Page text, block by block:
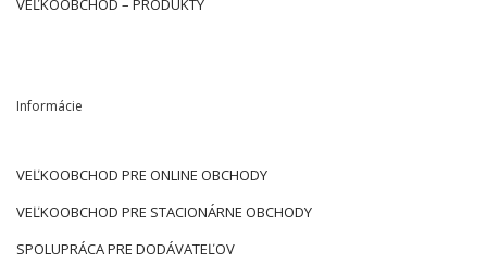
VEĽKOOBCHOD – PRODUKTY
Informácie
VEĽKOOBCHOD PRE ONLINE OBCHODY
VEĽKOOBCHOD PRE STACIONÁRNE OBCHODY
SPOLUPRÁCA PRE DODÁVATEĽOV